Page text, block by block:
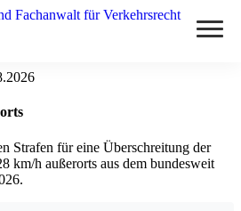
Strafen für eine Überschreitung der
km/h außerorts aus dem bundesweit